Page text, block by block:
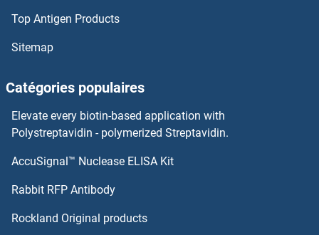
TLL1 Anticorps
TLK1 Anticorps
TLE6 Anticorps
TLE4 Anticorps
Top Antigen Products
Sitemap
Catégories populaires
Elevate every biotin-based application with
Polystreptavidin - polymerized Streptavidin.
AccuSignal™ Nuclease ELISA Kit
Rabbit RFP Antibody
Rockland Original products